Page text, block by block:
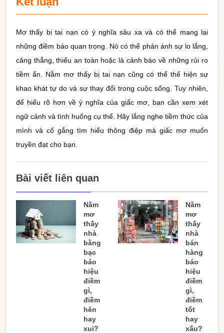
Mơ thấy bị tai nạn có ý nghĩa sâu xa và có thể mang lại
những điềm báo quan trọng. Nó có thể phản ánh sự lo lắng,
căng thẳng, thiếu an toàn hoặc là cảnh báo về những rủi ro
tiềm ẩn. Nằm mơ thấy bị tai nạn cũng có thể thể hiện sự
khao khát tự do và sự thay đổi trong cuộc sống. Tuy nhiên,
để hiểu rõ hơn về ý nghĩa của giấc mơ, bạn cần xem xét
ngữ cảnh và tình huống cụ thể. Hãy lắng nghe tiềm thức của
mình và cố gắng tìm hiểu thông điệp mà giấc mơ muốn
truyền đạt cho bạn.
Bài viết liên quan
Nằm
mơ
thấy
nhà
bằng
bạc
báo
hiệu
điềm
gì,
điềm
hên
hay
xui?
Nằm
mơ
thấy
nhà
bán
hàng
báo
hiệu
điềm
gì,
điềm
tốt
hay
xấu?